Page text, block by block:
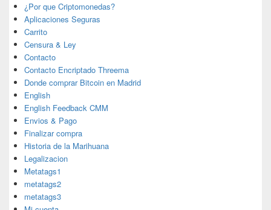
¿Por que Criptomonedas?
Aplicaciones Seguras
Carrito
Censura & Ley
Contacto
Contacto Encriptado Threema
Donde comprar Bitcoin en Madrid
English
English Feedback CMM
Envios & Pago
Finalizar compra
Historia de la Marihuana
Legalizacion
Metatags1
metatags2
metatags3